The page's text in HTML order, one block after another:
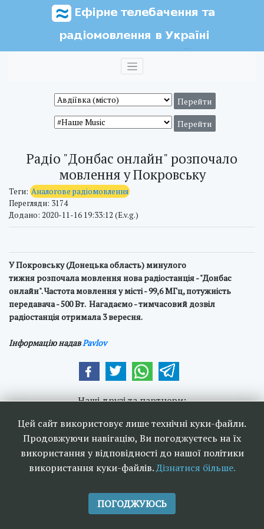
Радіо "Донбас онлайн" розпочало
мовлення у Покровську
Теги: Аналогове радіомовлення
Перегляди: 3174
Додано: 2020-11-16 19:33:12 (E.v.g.)
У Покровську (Донецька область) минулого
тижня розпочала мовлення нова радіостанція - "Донбас
онлайн". Частота мовлення у місті - 99,6 МГц, потужність
передавача - 500 Вт. Нагадаємо - тимчасовий дозвіл
радіостанція отримала 3 вересня.
Інформацію надавPavlov
Цей сайт використовує лише технічні куки-файли.
Продовжуючи навігацію, Ви погоджуєтесь на їх
використання у відповідності до нашої політики
використання куки-файлів.Дізнатися більше.
ПОГОДЖУЮСЬ
Наші друзі та партнери:
Ефірне телебачення та
радіомовлення в Україні 2006-
2026